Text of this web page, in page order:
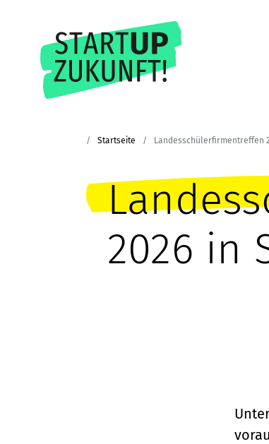
Startseite Landesschülerfirmentreffen
2026 in